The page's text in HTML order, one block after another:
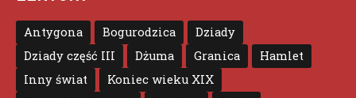
Antygona Bogurodzica
Dziady
Dziady część III
Dżuma Granica
Hamlet
Inny świat
Koniec wieku XIX